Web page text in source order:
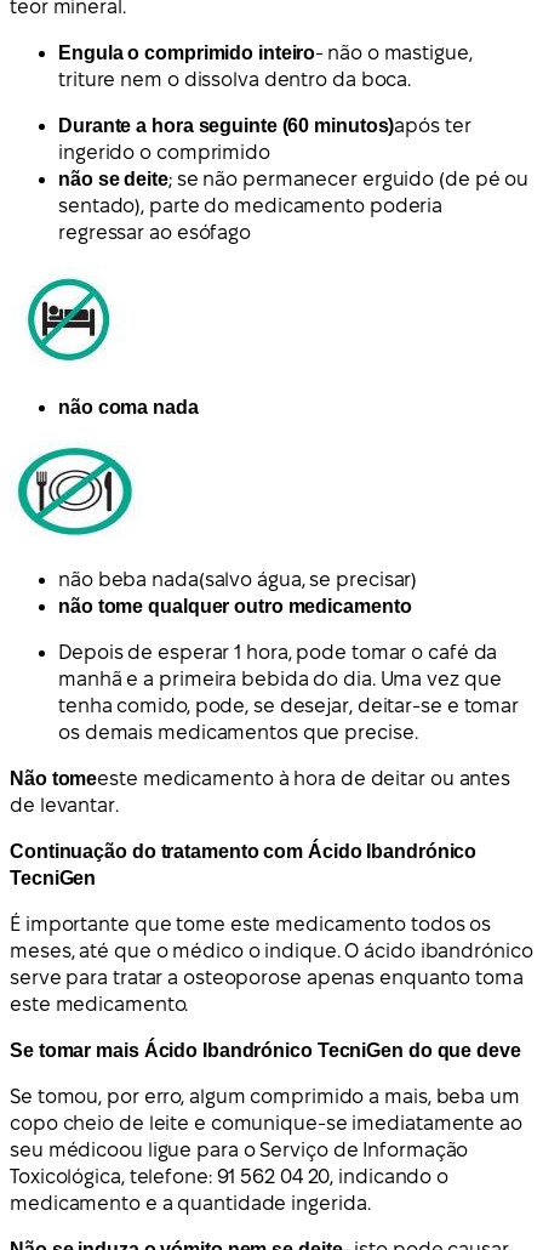
teor mineral.
Engula o comprimido inteiro- não o mastigue,
triture nem o dissolva dentro da boca.
Durante a hora seguinte (60 minutos)após ter
ingerido o comprimido
não se deite; se não permanecer erguido (de pé ou
sentado), parte do medicamento poderia
regressar ao esófago
não coma nada
não beba nada(salvo água, se precisar)
não tome qualquer outro medicamento
Depois de esperar 1 hora, pode tomar o café da
manhã e a primeira bebida do dia. Uma vez que
tenha comido, pode, se desejar, deitar-se e tomar
os demais medicamentos que precise.
Não tomeeste medicamento à hora de deitar ou antes
de levantar.
Continuação do tratamento com Ácido Ibandrónico
TecniGen
É importante que tome este medicamento todos os
meses, até que o médico o indique. O ácido ibandrónico
serve para tratar a osteoporose apenas enquanto toma
este medicamento.
Se tomar mais Ácido Ibandrónico TecniGen do que deve
Se tomou, por erro, algum comprimido a mais, beba um
copo cheio de leite e comunique-se imediatamente ao
seu médicoou ligue para o Serviço de Informação
Toxicológica, telefone: 91 562 04 20, indicando o
medicamento e a quantidade ingerida.